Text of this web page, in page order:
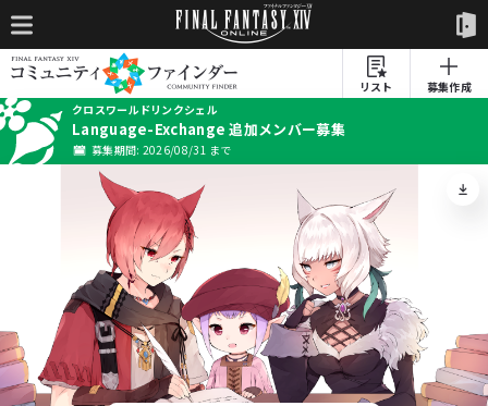
リスト
募集作成
クロスワールドリンクシェル
Language-Exchange 追加メンバー募集
募集期間: 2026/08/31 まで